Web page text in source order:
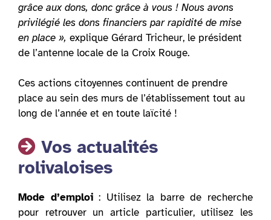
grâce aux dons, donc grâce à vous ! Nous avons
privilégié les dons financiers par rapidité de mise
en place », explique Gérard Tricheur, le président
de l’antenne locale de la Croix Rouge.
Ces actions citoyennes continuent de prendre
place au sein des murs de l’établissement tout au
long de l’année et en toute laïcité !
Vos actualités
rolivaloises
Mode d’emploi: Utilisez la barre de recherche
pour retrouver un article particulier, utilisez les